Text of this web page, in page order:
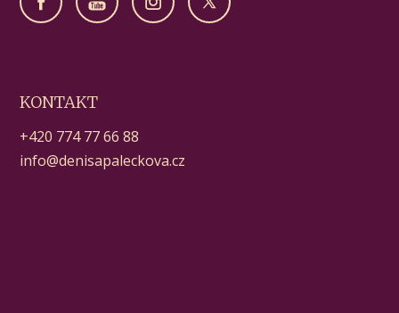
KONTAKT
+420 774 77 66 88
info@denisapaleckova.cz